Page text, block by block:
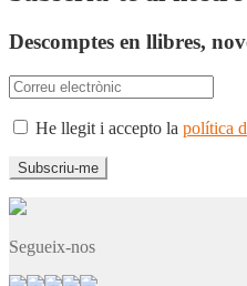
Descomptes en llibres,
He llegit i accepto la política
Segueix-nos